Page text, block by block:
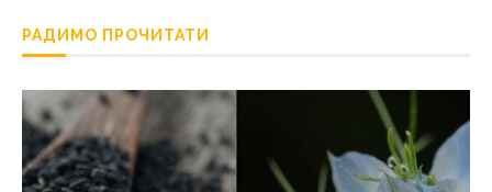
РАДИМО ПРОЧИТАТИ